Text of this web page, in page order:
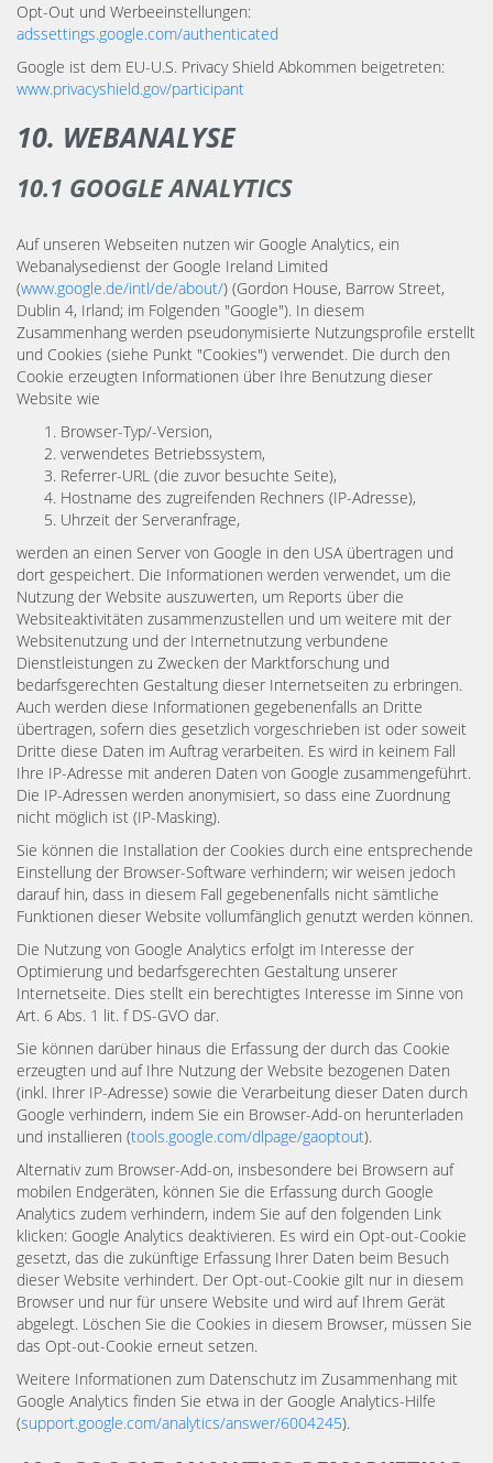
Opt-Out und Werbeeinstellungen:
adssettings.google.com/authenticated
Google ist dem EU-U.S. Privacy Shield Abkommen beigetreten:
www.privacyshield.gov/participant
10. WEBANALYSE
10.1 GOOGLE ANALYTICS
Auf unseren Webseiten nutzen wir Google Analytics, ein
Webanalysedienst der Google Ireland Limited
(www.google.de/intl/de/about/) (Gordon House, Barrow Street,
Dublin 4, Irland; im Folgenden "Google"). In diesem
Zusammenhang werden pseudonymisierte Nutzungsprofile erstellt
und Cookies (siehe Punkt "Cookies") verwendet. Die durch den
Cookie erzeugten Informationen über Ihre Benutzung dieser
Website wie
Browser-Typ/-Version,
verwendetes Betriebssystem,
Referrer-URL (die zuvor besuchte Seite),
Hostname des zugreifenden Rechners (IP-Adresse),
Uhrzeit der Serveranfrage,
werden an einen Server von Google in den USA übertragen und
dort gespeichert. Die Informationen werden verwendet, um die
Nutzung der Website auszuwerten, um Reports über die
Websiteaktivitäten zusammenzustellen und um weitere mit der
Websitenutzung und der Internetnutzung verbundene
Dienstleistungen zu Zwecken der Marktforschung und
bedarfsgerechten Gestaltung dieser Internetseiten zu erbringen.
Auch werden diese Informationen gegebenenfalls an Dritte
übertragen, sofern dies gesetzlich vorgeschrieben ist oder soweit
Dritte diese Daten im Auftrag verarbeiten. Es wird in keinem Fall
Ihre IP-Adresse mit anderen Daten von Google zusammengeführt.
Die IP-Adressen werden anonymisiert, so dass eine Zuordnung
nicht möglich ist (IP-Masking).
Sie können die Installation der Cookies durch eine entsprechende
Einstellung der Browser-Software verhindern; wir weisen jedoch
darauf hin, dass in diesem Fall gegebenenfalls nicht sämtliche
Funktionen dieser Website vollumfänglich genutzt werden können.
Die Nutzung von Google Analytics erfolgt im Interesse der
Optimierung und bedarfsgerechten Gestaltung unserer
Internetseite. Dies stellt ein berechtigtes Interesse im Sinne von
Art. 6 Abs. 1 lit. f DS-GVO dar.
Sie können darüber hinaus die Erfassung der durch das Cookie
erzeugten und auf Ihre Nutzung der Website bezogenen Daten
(inkl. Ihrer IP-Adresse) sowie die Verarbeitung dieser Daten durch
Google verhindern, indem Sie ein Browser-Add-on herunterladen
und installieren (tools.google.com/dlpage/gaoptout).
Alternativ zum Browser-Add-on, insbesondere bei Browsern auf
mobilen Endgeräten, können Sie die Erfassung durch Google
Analytics zudem verhindern, indem Sie auf den folgenden Link
klicken: Google Analytics deaktivieren. Es wird ein Opt-out-Cookie
gesetzt, das die zukünftige Erfassung Ihrer Daten beim Besuch
dieser Website verhindert. Der Opt-out-Cookie gilt nur in diesem
Browser und nur für unsere Website und wird auf Ihrem Gerät
abgelegt. Löschen Sie die Cookies in diesem Browser, müssen Sie
das Opt-out-Cookie erneut setzen.
Weitere Informationen zum Datenschutz im Zusammenhang mit
Google Analytics finden Sie etwa in der Google Analytics-Hilfe
(support.google.com/analytics/answer/6004245).